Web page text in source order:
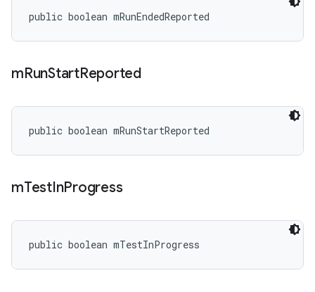
public boolean mRunEndedReported
mRunStartReported
public boolean mRunStartReported
mTestInProgress
public boolean mTestInProgress